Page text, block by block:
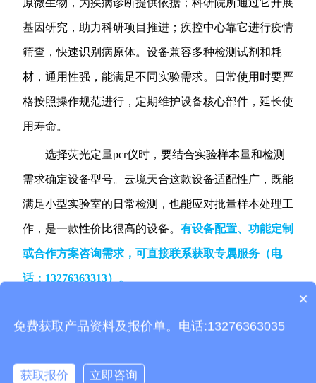
原微生物，为疾病诊断提供依据；科研院所通过它开展
基因研究，助力科研项目推进；疾控中心靠它进行疫情
筛查，快速识别病原体。设备兼容多种检测试剂和耗
材，通用性强，能满足不同实验需求。日常使用时要严
格按照操作规范进行，定期维护设备核心部件，延长使
用寿命。
选择荧光定量pcr仪时，要结合实验样本量和检测
需求确定设备型号。云境天合这款设备适配性广，既能
满足小型实验室的日常检测，也能应对批量样本处理工
作，是一款性价比很高的设备。 有设备配置、功能定制
或合作方案咨询需求，可直接联系获取专属服务 （电
话：13276363313） 。
产品包含安装吗？
×
免费获取产品资料及报价单。电话:13276363035
获取报价 立即咨询